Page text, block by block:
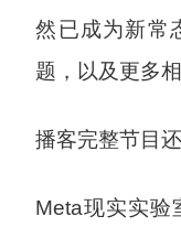
然已成为新常
题，以及更多相
播客完整节目
Meta现实实验